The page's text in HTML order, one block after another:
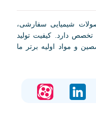
شیمیایی سفارشی،
تخصص دارد. کیفیت تولید
و مواد اولیه برتر ما